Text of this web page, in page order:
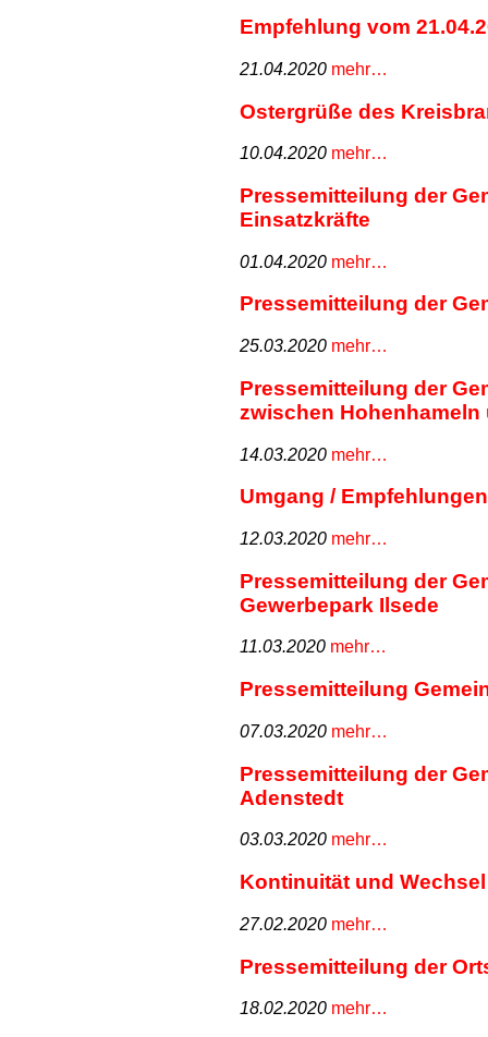
Empfehlung vom
21.04.2020 mehr…
Ostergrüße des
10.04.2020 mehr…
Pressemitteilung der
Einsatzkräfte
01.04.2020 mehr…
Pressemitteilung der
25.03.2020 mehr…
Pressemitteilung der
zwischen Hohenhameln
14.03.2020 mehr…
Umgang /
12.03.2020 mehr…
Pressemitteilung der
Gewerbepark Ilsede
11.03.2020 mehr…
Pressemitteilung
07.03.2020 mehr…
Pressemitteilung der
Adenstedt
03.03.2020 mehr…
Kontinuität und
27.02.2020 mehr…
Pressemitteilung der
18.02.2020 mehr…